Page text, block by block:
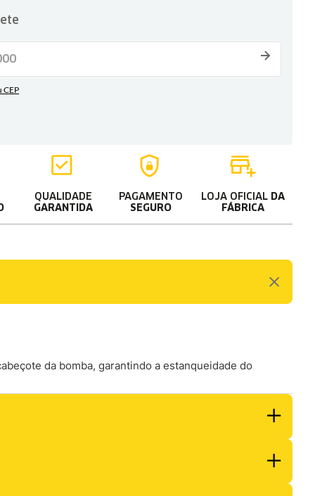
QUALIDADE
GARANTIDA
PAGAMENTO
SEGURO
LOJA OFICIAL DA
FÁBRICA
da bomba, garantindo a estanqueidade do